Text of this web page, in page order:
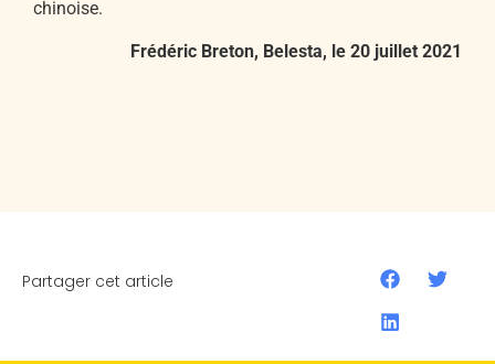
chinoise.
Frédéric Breton, Belesta, le 20 juillet 2021
Partager cet article